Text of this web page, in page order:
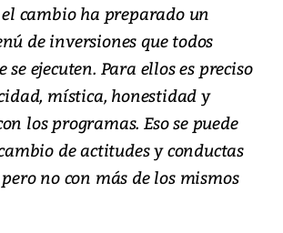
el cambio ha preparado un
de inversiones que todos
se ejecuten. Para ellos es preciso
mística, honestidad y
los programas. Eso se puede
de actitudes y conductas
no con más de los mismos